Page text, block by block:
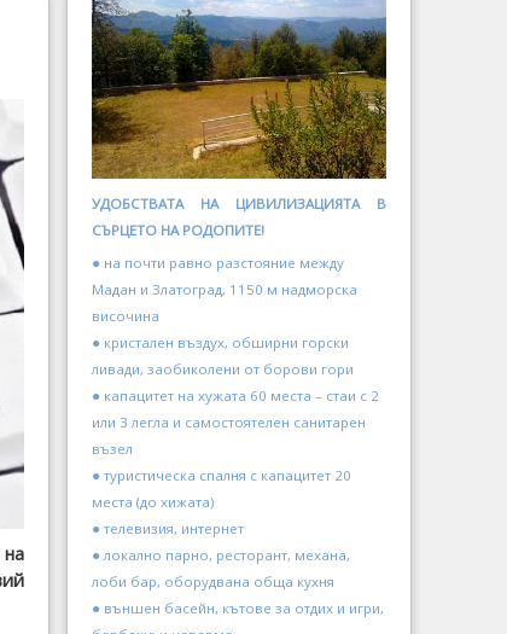
УДОБСТВАТА НА ЦИВИЛИЗАЦИЯТА В
СЪРЦЕТО НА РОДОПИТЕ!
● на почти равно разстояние между
Мадан и Златоград, 1150 м надморска
височина
● кристален въздух, обширни горски
ливади, заобиколени от борови гори
● капацитет на хужата 60 места – стаи с 2
или 3 легла и самостоятелен санитарен
възел
● туристическа спалня с капацитет 20
места (до хижата)
● телевизия, интернет
● локално парно, ресторант, механа,
лоби бар, оборудвана обща кухня
● външен басейн, кътове за отдих и игри,